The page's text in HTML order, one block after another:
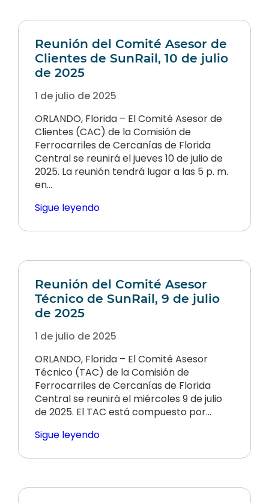
Reunión del Comité Asesor de
Clientes de SunRail, 10 de julio
de 2025
1 de julio de 2025
ORLANDO, Florida – El Comité Asesor de
Clientes (CAC) de la Comisión de
Ferrocarriles de Cercanías de Florida
Central se reunirá el jueves 10 de julio de
2025. La reunión tendrá lugar a las 5 p. m.
en…
Sigue leyendo
Reunión del Comité Asesor
Técnico de SunRail, 9 de julio
de 2025
1 de julio de 2025
ORLANDO, Florida – El Comité Asesor
Técnico (TAC) de la Comisión de
Ferrocarriles de Cercanías de Florida
Central se reunirá el miércoles 9 de julio
de 2025. El TAC está compuesto por…
Sigue leyendo